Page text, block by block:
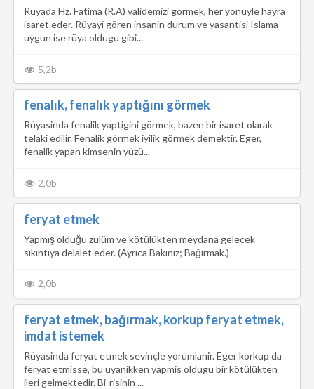
Rüyada Hz. Fatima (R.A) validemizi görmek, her yönüyle hayra
isaret eder. Rüyayi gören insanin durum ve yasantisi Islama
uygun ise rüya oldugu gibi...
5,2b
fenalık, fenalık yaptığını görmek
Rüyasinda fenalik yaptigini görmek, bazen bir isaret olarak
telaki edilir. Fenalik görmek iyilik görmek demektir. Eger,
fenalik yapan kimsenin yüzü...
2,0b
feryat etmek
Yapmış olduğu zulüm ve kötülükten meydana gelecek
sıkıntıya delalet eder. (Ayrıca Bakınız; Bağırmak.)
2,0b
feryat etmek, bağırmak, korkup feryat etmek,
imdat istemek
Rüyasinda feryat etmek sevinçle yorumlanir. Eger korkup da
feryat etmisse, bu uyanikken yapmis oldugu bir kötülükten
ileri gelmektedir. Bi-risinin ...